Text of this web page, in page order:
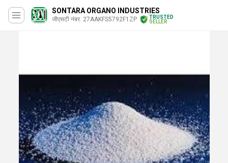
SONTARA ORGANO INDUSTRIES
जीएसटी नंबर. 27AAKFS5792F1ZP
TRUSTED
SELLER